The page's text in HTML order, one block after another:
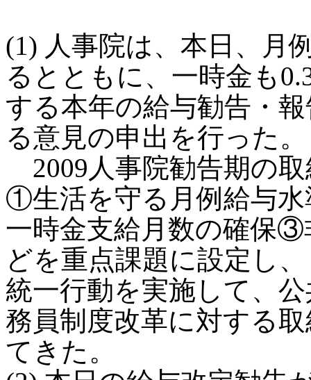
(1) 人事院は、本日、月
るとともに、一時金も
する本年の給与勧告・
る意見の申出を行った。
2009人事院勧告期の
①生活を守る月例給与
一時金支給月数の確保③
どを重点課題に設定し
統一行動を実施して、
務員制度改革に対する
てきた。